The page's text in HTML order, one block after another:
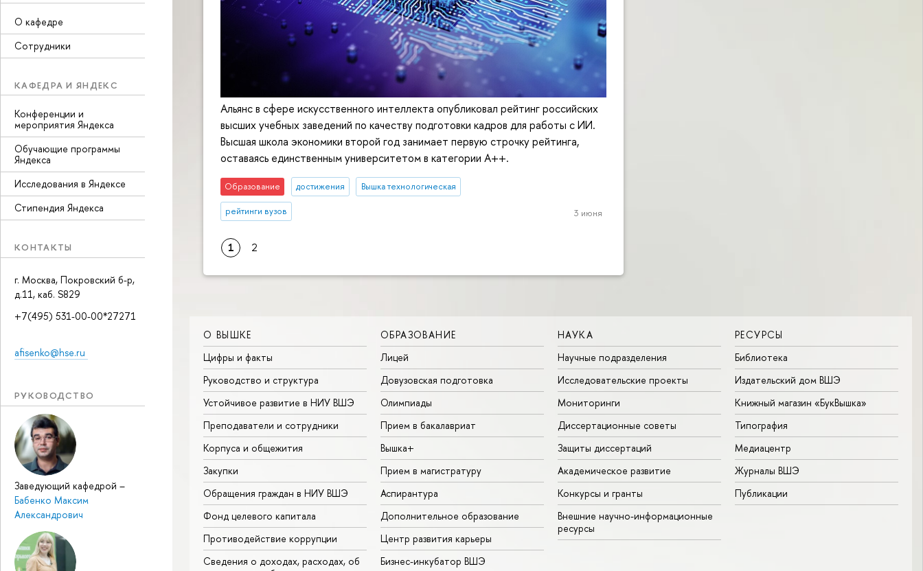
О кафедре
Сотрудники
КАФЕДРА И ЯНДЕКС
Конференции и
мероприятия Яндекса
Обучающие программы
Яндекса
Исследования в Яндексе
Стипендия Яндекса
КОНТАКТЫ
г. Москва, Покровский б-р,
д.11, каб. S829
+7(495) 531-00-00*27271
afisenko@hse.ru
РУКОВОДСТВО
Заведующий кафедрой –
Бабенко Максим
Александрович
Альянс в сфере искусственного интеллекта опубликовал рейтинг российских
высших учебных заведений по качеству подготовки кадров для работы с ИИ.
Высшая школа экономики второй год занимает первую строчку рейтинга,
оставаясь единственным университетом в категории A++.
Образование достижения Вышка технологическая
рейтинги вузов 3 июня
1 2
О ВЫШКЕ
Цифры и факты
Руководство и структура
Устойчивое развитие в НИУ ВШЭ
Преподаватели и сотрудники
Корпуса и общежития
Закупки
Обращения граждан в НИУ ВШЭ
Фонд целевого капитала
Противодействие коррупции
Сведения о доходах, расходах, об
ОБРАЗОВАНИЕ
Лицей
Довузовская подготовка
Олимпиады
Прием в бакалавриат
Вышка+
Прием в магистратуру
Аспирантура
Дополнительное образование
Центр развития карьеры
Бизнес-инкубатор ВШЭ
НАУКА
Научные подразделения
Исследовательские проекты
Мониторинги
Диссертационные советы
Защиты диссертаций
Академическое развитие
Конкурсы и гранты
Внешние научно-информационные
ресурсы
РЕСУРСЫ
Библиотека
Издательский дом ВШЭ
Книжный магазин «БукВышка»
Типография
Медиацентр
Журналы ВШЭ
Публикации